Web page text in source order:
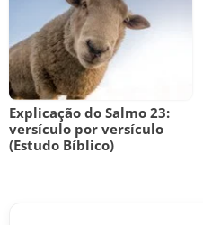
Explicação do Salmo 23:
versículo por versículo
(Estudo Bíblico)